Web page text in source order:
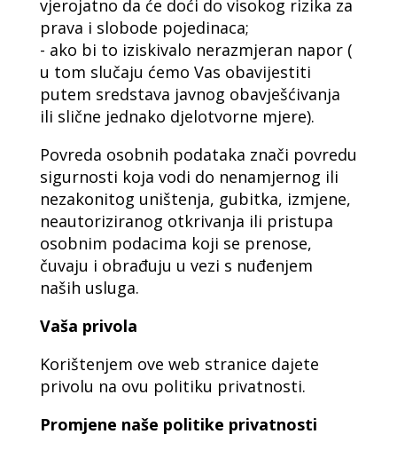
vjerojatno da će doći do visokog rizika za
prava i slobode pojedinaca;
- ako bi to iziskivalo nerazmjeran napor (
u tom slučaju ćemo Vas obavijestiti
putem sredstava javnog obavješćivanja
ili slične jednako djelotvorne mjere).
Povreda osobnih podataka znači povredu
sigurnosti koja vodi do nenamjernog ili
nezakonitog uništenja, gubitka, izmjene,
neautoriziranog otkrivanja ili pristupa
osobnim podacima koji se prenose,
čuvaju i obrađuju u vezi s nuđenjem
naših usluga.
Vaša privola
Korištenjem ove web stranice dajete
privolu na ovu politiku privatnosti.
Promjene naše politike privatnosti